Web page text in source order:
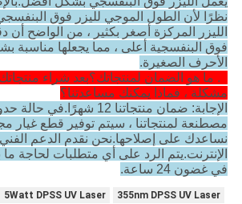
نظرًا لأن الطول الموجي لليزر فوق
الليزر المركزة أصغر بكثير ، من الواضح أن
فوق البنفسجية أعلى ، مما يجعلها مناسبة
الأحرف الصغيرة.
6. ما هو الضمان لمنتجاتك؟بعد شراء
مشكلة ، فماذا يمكنك مساعدتنا؟
الإجابة: ضمان منتجاتنا 12
مصطنعة لمنتجاتنا ، سيتم توفير قطع غيار
نساعدك على إصلاحها.نحن نقدم الدعم
الإنترنت.يتم الرد على أي متطلبات لحاجة ما
في غضون 24 ساعة.
355nm DPSS UV Laser
5Watt DPSS UV Laser